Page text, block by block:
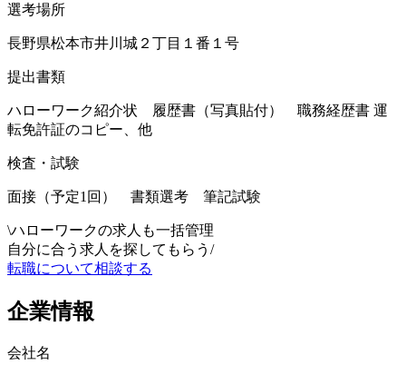
選考場所
長野県松本市井川城２丁目１番１号
提出書類
ハローワーク紹介状 履歴書（写真貼付） 職務経歴書 運
転免許証のコピー、他
検査・試験
面接（予定1回） 書類選考 筆記試験
\ハローワークの求人も一括管理
自分に合う求人を探してもらう /
転職について相談する
企業情報
会社名